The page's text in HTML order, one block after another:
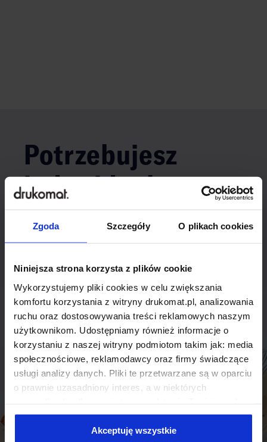
Zgoda Szczegóły O plikach cookies
Niniejsza strona korzysta z plików cookie
Wykorzystujemy pliki cookies w celu zwiększania
komfortu korzystania z witryny drukomat.pl, analizowania
ruchu oraz dostosowywania treści reklamowych naszym
użytkownikom. Udostępniamy również informacje o
korzystaniu z naszej witryny podmiotom takim jak: media
społecznościowe, reklamodawcy oraz firmy świadczące
usługi analizy danych. Pliki te przetwarzane są w oparciu
o prawnie uzasadniony interes, a w niektórych
Niektóre z plików cookies dostarczane i przetwarzane są
przez naszych zewnętrznych partnerów, z których listą
Akceptuję wszystkie
Potrzebujesz
indywidualnego
rozwiązania?
Odezwij się do nas, aby omówić
Skontaktuj się